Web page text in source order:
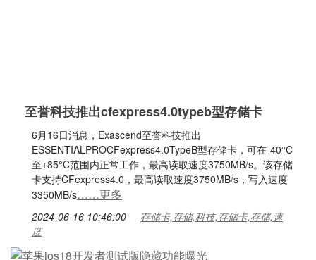
至誉科技推出cfexpress4.0typeb型存储卡
6月16日消息，Exascend至誉科技推出
ESSENTIALPROCFexpress4.0TypeB型存储卡，可在-40°C
至+85°C范围内正常工作，最高读取速度3750MB/s。该存储
卡支持CFexpress4.0，最高读取速度3750MB/s，写入速度
3350MB/s……更多
2024-06-16 10:46:00
存储卡,存储,科技,存储卡,存储,速
度